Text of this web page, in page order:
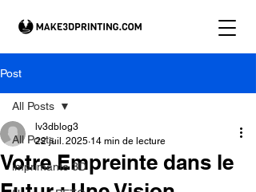
Post
All Posts
imprimante 3D
All Posts
Votre Empreinte dans le
lv3dblog3
22 juil. 2025 14 min de lecture